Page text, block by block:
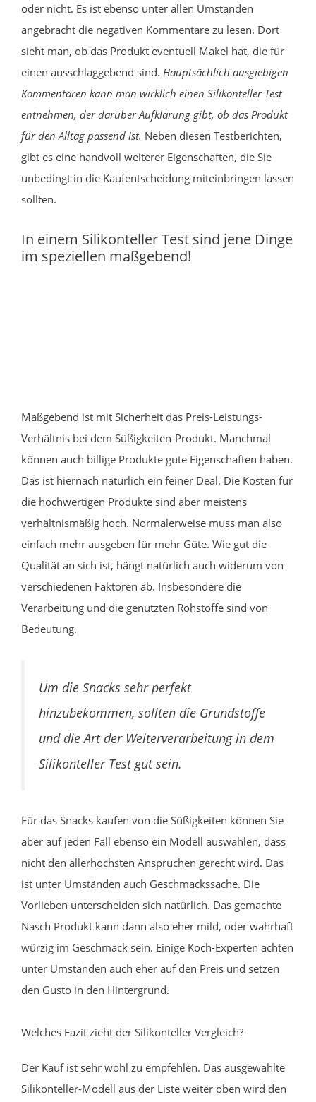
oder nicht. Es ist ebenso unter allen Umständen
angebracht die negativen Kommentare zu lesen. Dort
sieht man, ob das Produkt eventuell Makel hat, die für
einen ausschlaggebend sind. Hauptsächlich ausgiebigen
Kommentaren kann man wirklich einen Silikonteller Test
entnehmen, der darüber Aufklärung gibt, ob das Produkt
für den Alltag passend ist. Neben diesen Testberichten,
gibt es eine handvoll weiterer Eigenschaften, die Sie
unbedingt in die Kaufentscheidung miteinbringen lassen
sollten.
In einem Silikonteller Test sind jene Dinge
im speziellen maßgebend!
Maßgebend ist mit Sicherheit das Preis-Leistungs-
Verhältnis bei dem Süßigkeiten-Produkt. Manchmal
können auch billige Produkte gute Eigenschaften haben.
Das ist hiernach natürlich ein feiner Deal. Die Kosten für
die hochwertigen Produkte sind aber meistens
verhältnismäßig hoch. Normalerweise muss man also
einfach mehr ausgeben für mehr Güte. Wie gut die
Qualität an sich ist, hängt natürlich auch widerum von
verschiedenen Faktoren ab. Insbesondere die
Verarbeitung und die genutzten Rohstoffe sind von
Bedeutung.
Um die Snacks sehr perfekt
hinzubekommen, sollten die Grundstoffe
und die Art der Weiterverarbeitung in dem
Silikonteller Test gut sein.
Für das Snacks kaufen von die Süßigkeiten können Sie
aber auf jeden Fall ebenso ein Modell auswählen, dass
nicht den allerhöchsten Ansprüchen gerecht wird. Das
ist unter Umständen auch Geschmackssache. Die
Vorlieben unterscheiden sich natürlich. Das gemachte
Nasch Produkt kann dann also eher mild, oder wahrhaft
würzig im Geschmack sein. Einige Koch-Experten achten
unter Umständen auch eher auf den Preis und setzen
den Gusto in den Hintergrund.
Welches Fazit zieht der Silikonteller Vergleich?
Der Kauf ist sehr wohl zu empfehlen. Das ausgewählte
Silikonteller-Modell aus der Liste weiter oben wird den